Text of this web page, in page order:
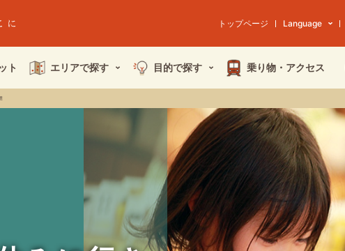
トップページ Language
ト エリアで探す 目的で探す 乗り物・ アクセス